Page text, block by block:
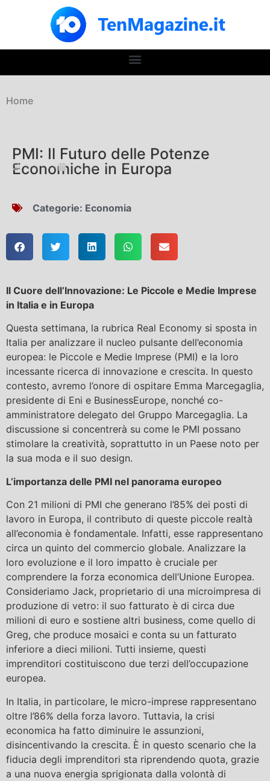
Home
PMI: Il Futuro delle Potenze
Economiche in Europa
Redazione Gennaio 27, 2026
Categorie: Economia
Il Cuore dell’Innovazione: Le Piccole e Medie Imprese
in Italia e in Europa
Questa settimana, la rubrica Real Economy si sposta in
Italia per analizzare il nucleo pulsante dell’economia
europea: le Piccole e Medie Imprese (PMI) e la loro
incessante ricerca di innovazione e crescita. In questo
contesto, avremo l’onore di ospitare Emma Marcegaglia,
presidente di Eni e BusinessEurope, nonché co-
amministratore delegato del Gruppo Marcegaglia. La
discussione si concentrerà su come le PMI possano
stimolare la creatività, soprattutto in un Paese noto per
la sua moda e il suo design.
L’importanza delle PMI nel panorama europeo
Con 21 milioni di PMI che generano l’85% dei posti di
lavoro in Europa, il contributo di queste piccole realtà
all’economia è fondamentale. Infatti, esse rappresentano
circa un quinto del commercio globale. Analizzare la
loro evoluzione e il loro impatto è cruciale per
comprendere la forza economica dell’Unione Europea.
Consideriamo Jack, proprietario di una microimpresa di
produzione di vetro: il suo fatturato è di circa due
milioni di euro e sostiene altri business, come quello di
Greg, che produce mosaici e conta su un fatturato
inferiore a dieci milioni. Tutti insieme, questi
imprenditori costituiscono due terzi dell’occupazione
europea.
In Italia, in particolare, le micro-imprese rappresentano
oltre l’86% della forza lavoro. Tuttavia, la crisi
economica ha fatto diminuire le assunzioni,
disincentivando la crescita. È in questo scenario che la
fiducia degli imprenditori sta riprendendo quota, grazie
a una nuova energia sprigionata dalla volontà di